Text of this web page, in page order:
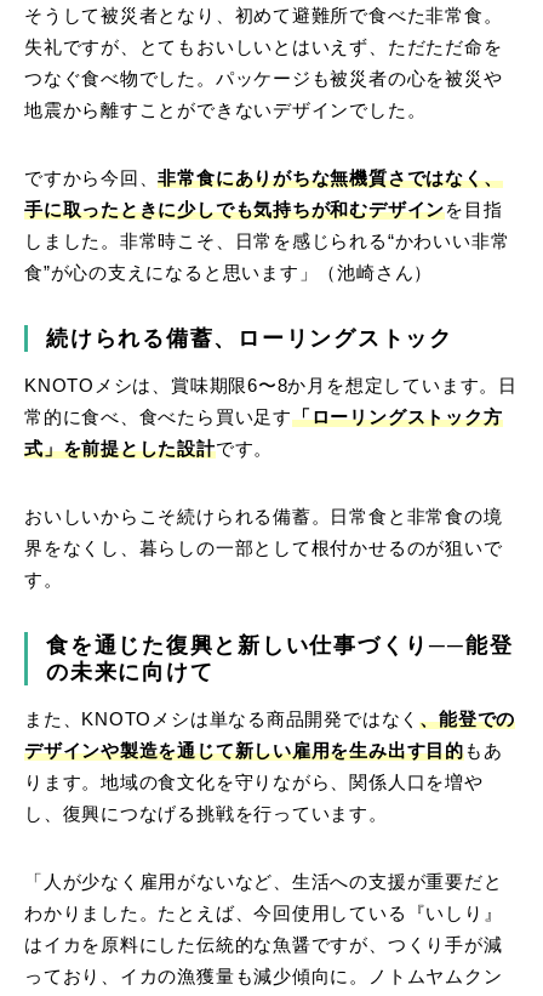
そうして被災者となり、初めて避難所で食べた非常食。
失礼ですが、とてもおいしいとはいえず、ただただ命を
つなぐ食べ物でした。パッケージも被災者の心を被災や
地震から離すことができないデザインでした。
ですから今回、非常食にありがちな無機質さではなく、
手に取ったときに少しでも気持ちが和むデザインを目指
しました。非常時こそ、日常を感じられる“かわいい非常
食”が心の支えになると思います」（池崎さん）
続けられる備蓄、ローリングストック
KNOTOメシは、賞味期限6〜8か月を想定しています。日
常的に食べ、食べたら買い足す「ローリングストック方
式」を前提とした設計です。
おいしいからこそ続けられる備蓄。日常食と非常食の境
界をなくし、暮らしの一部として根付かせるのが狙いで
す。
食を通じた復興と新しい仕事づくり──能登
の未来に向けて
また、KNOTOメシは単なる商品開発ではなく、能登での
デザインや製造を通じて新しい雇用を生み出す目的もあ
ります。地域の食文化を守りながら、関係人口を増や
し、復興につなげる挑戦を行っています。
「人が少なく雇用がないなど、生活への支援が重要だと
わかりました。たとえば、今回使用している『いしり』
はイカを原料にした伝統的な魚醤ですが、つくり手が減
っており、イカの漁獲量も減少傾向に。ノトムヤムクン